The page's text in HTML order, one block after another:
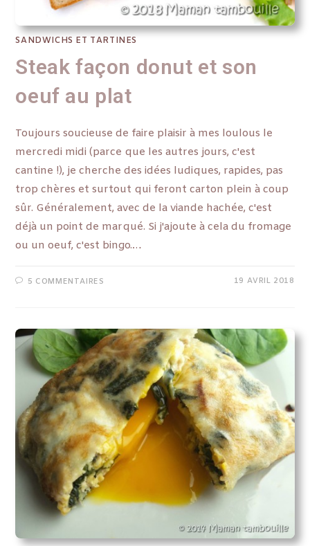
SANDWICHS ET TARTINES
Steak façon donut et son
oeuf au plat
Toujours soucieuse de faire plaisir à mes loulous le
mercredi midi (parce que les autres jours, c'est
cantine !), je cherche des idées ludiques, rapides, pas
trop chères et surtout qui feront carton plein à coup
sûr. Généralement, avec de la viande hachée, c'est
déjà un point de marqué. Si j'ajoute à cela du fromage
ou un oeuf, c'est bingo.…
5 COMMENTAIRES 19 AVRIL 2018